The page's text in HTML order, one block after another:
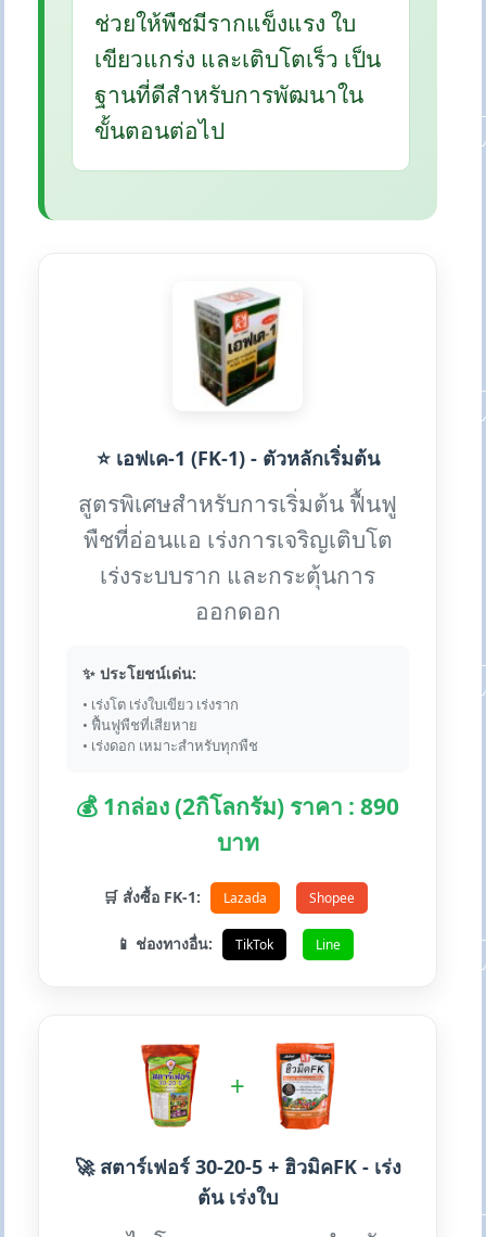
ช่วยให้พืชมีรากแข็งแรง ใบ
เขียวแกร่ง และเติบโตเร็ว เป็น
ฐานที่ดีสำหรับการพัฒนาใน
ขั้นตอนต่อไป
⭐ เอฟเค-1 (FK-1) - ตัวหลักเริ่มต้น
สูตรพิเศษสำหรับการเริ่มต้น ฟื้นฟู
พืชที่อ่อนแอ เร่งการเจริญเติบโต
เร่งระบบราก และกระตุ้นการ
ออกดอก
✨ ประโยชน์เด่น:
• เร่งโต เร่งใบเขียว เร่งราก
• ฟื้นฟูพืชที่เสียหาย
• เร่งดอก เหมาะสำหรับทุกพืช
💰 1กล่อง (2กิโลกรัม) ราคา : 890
บาท
🛒 สั่งซื้อ FK-1: Lazada Shopee
📱 ช่องทางอื่น: TikTok Line
+
🚀 สตาร์เฟอร์ 30-20-5 + ฮิวมิคFK - เร่ง
ต้น เร่งใบ